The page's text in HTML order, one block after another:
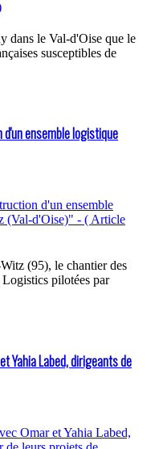
dans le Val-d'Oise que le
susceptibles de
ensemble logistique
(95), le chantier des
pilotées par
Yahia Labed, dirigeants de